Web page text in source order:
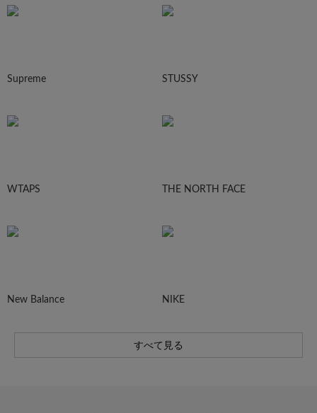
Supreme STUSSY
WTAPS THE NORTH FACE
New Balance NIKE
すべて見る